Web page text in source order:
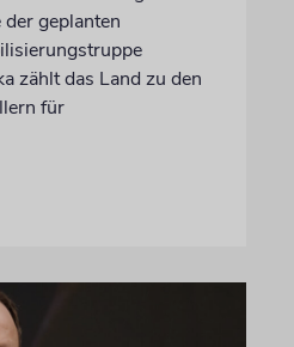
geplanten
zählt das Land zu den
für